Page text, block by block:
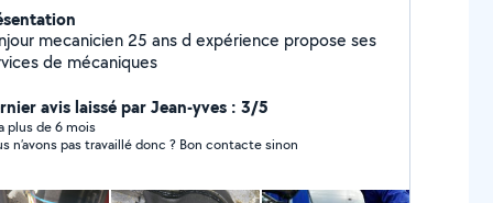
mecanicien 25 ans d expérience propose ses
de mécaniques
avis laissé par Jean-yves : 3/5
plus de 6 mois
n’avons pas travaillé donc ? Bon contacte sinon